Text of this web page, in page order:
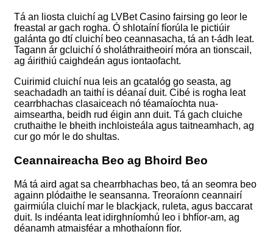
Tá an liosta cluichí ag LVBet Casino fairsing go leor le
freastal ar gach rogha. Ó shlotaíní fíorúla le pictiúir
galánta go dtí cluichí beo ceannasacha, tá an t-ádh leat.
Tagann ár gcluichí ó sholáthraitheoirí móra an tionscail,
ag áirithiú caighdeán agus iontaofacht.
Cuirimid cluichí nua leis an gcatalóg go seasta, ag
seachadadh an taithí is déanaí duit. Cibé is rogha leat
cearrbhachas clasaiceach nó téamaíochta nua-
aimseartha, beidh rud éigin ann duit. Tá gach cluiche
cruthaithe le bheith inchloisteála agus taitneamhach, ag
cur go mór le do shultas.
Ceannaireacha Beo ag Bhoird Beo
Má tá aird agat sa chearrbhachas beo, tá an seomra beo
againn plódaithe le seansanna. Treoraíonn ceannairí
gairmiúla cluichí mar le blackjack, ruleta, agus baccarat
duit. Is indéanta leat idirghníomhú leo i bhfíor-am, ag
déanamh atmaisféar a mhothaíonn fíor.